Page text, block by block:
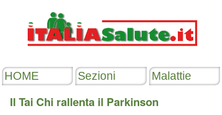
Il Tai Chi rallenta il Parkinson